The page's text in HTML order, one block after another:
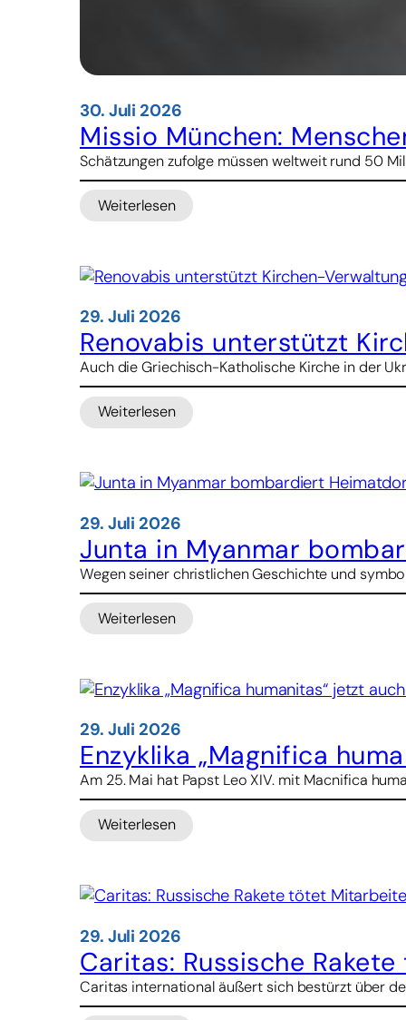
30. Juli 2026
Missio München:
Schätzungen zufolge müssen weltweit rund 50
Weiterlesen
:
Menschenhandel und
sind
schockierend
und
nicht
hinnehmbar
29. Juli 2026
Renovabis unterstützt
Auch die Griechisch-Katholische Kirche in der
Weiterlesen
:
Kirchen-
in
der
Ukraine
29. Juli 2026
Junta in Myanmar
Wegen seiner christlichen Geschichte und
Weiterlesen
:
Myanmar
Heimatdorf
von
Kardinal
Bo
29. Juli 2026
Enzyklika „Magnifica
Am 25. Mai hat Papst Leo XIV. mit Macnifica
Weiterlesen
:
humanitas“
auch
als
Broschüre
29. Juli 2026
Caritas: Russische
Caritas international äußert sich bestürzt über